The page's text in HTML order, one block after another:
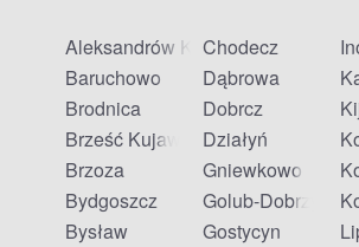
Aleksandrów Kujawski
Baruchowo
Brodnica
Brześć Kujawski
Brzoza
Bydgoszcz
Bysław
Chodecz
Dąbrowa
Dobrcz
Działyń
Gniewkowo
Golub-Dobrzyń
Gostycyn